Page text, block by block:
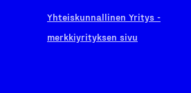
Yhteiskunnallinen Yritys -
merkkiyrityksen sivu